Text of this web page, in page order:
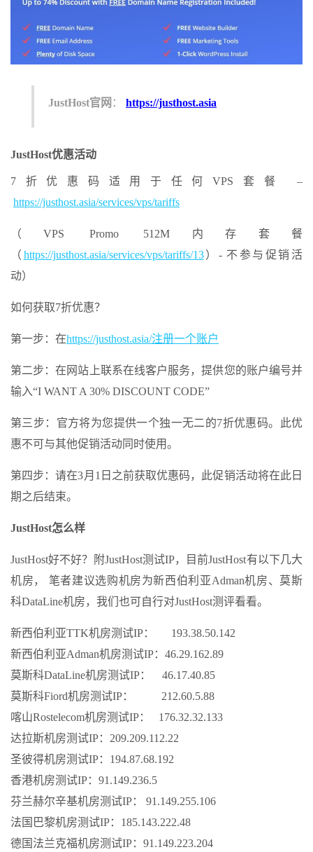
JustHost官网 ： https://justhost.asia
JustHost优惠活动
7折优惠码适用于任何VPS套餐 –
https://justhost.asia/services/vps/tariffs
（VPS Promo 512M内存套餐
（ https://justhost.asia/services/vps/tariffs/13）- 不参与促销活
动）
如何获取7折优惠？
第一步：在https://justhost.asia/注册一个账户
第二步：在网站上联系在线客户服务，提供您的账户编号并
输入“I WANT A 30% DISCOUNT CODE”
第三步：官方将为您提供一个独一无二的7折优惠码。此优
惠不可与其他促销活动同时使用。
第四步：请在3月1日之前获取优惠码，此促销活动将在此日
期之后结束。
JustHost怎么样
JustHost好不好？附JustHost测试IP，目前JustHost有以下几大
机房， 笔者建议选购机房为新西伯利亚Adman机房、莫斯
科DataLine机房，我们也可自行对JustHost测评看看。
新西伯利亚TTK机房测试IP： 193.38.50.142
新西伯利亚Adman机房测试IP：46.29.162.89
莫斯科DataLine机房测试IP： 46.17.40.85
莫斯科Fiord机房测试IP： 212.60.5.88
喀山Rostelecom机房测试IP： 176.32.32.133
达拉斯机房测试IP：209.209.112.22
圣彼得机房测试IP：194.87.68.192
香港机房测试IP：91.149.236.5
芬兰赫尔辛基机房测试IP： 91.149.255.106
法国巴黎机房测试IP：185.143.222.48
德国法兰克福机房测试IP：91.149.223.204